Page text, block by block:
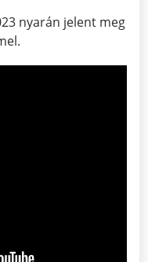
nyarán jelent meg